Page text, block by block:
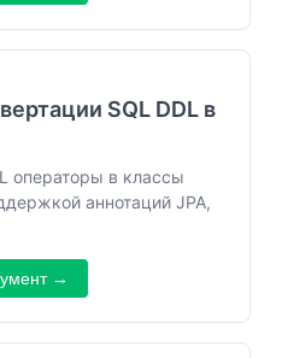
SQL DDL в
операторы в классы
аннотаций JPA,
→